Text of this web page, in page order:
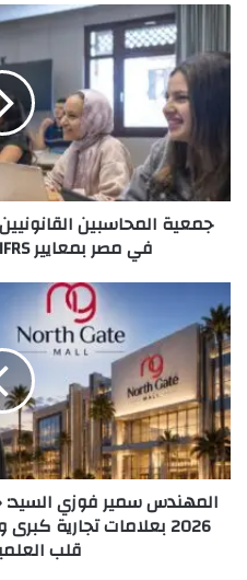
في مصر بمعايير IFRS والمؤهلات الدولية
المهندس سمير فوزي
2026 بعلامات تجارية
قلب